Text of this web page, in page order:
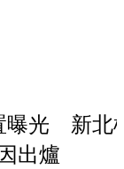
曝光 新北
出爐